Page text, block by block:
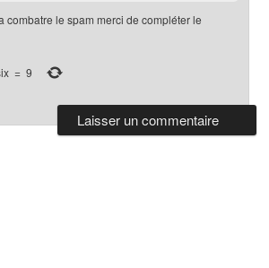
combatre le spam merci de compléter le
= 9